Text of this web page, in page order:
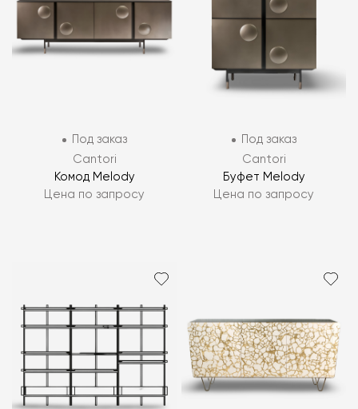
Под заказ
Cantori
Комод Melody
Цена по запросу
Под заказ
Cantori
Буфет Melody
Цена по запросу